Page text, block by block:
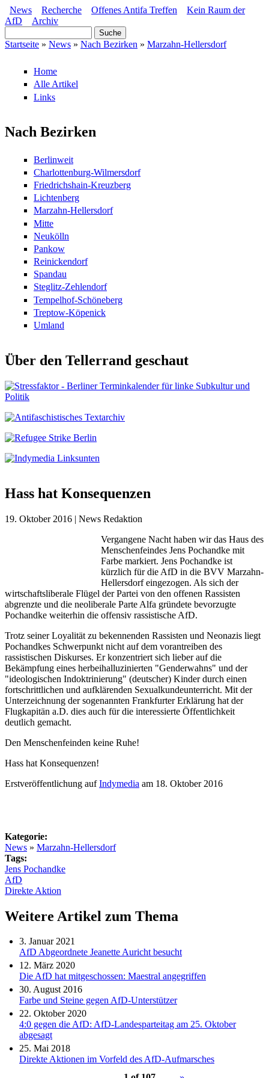
Direkt zum Inhalt
Hauptmenü
News Recherche Offenes Antifa Treffen
Kein Raum der
AfD
Archiv
Suchformular
Startseite » News » Nach Bezirken » Marzahn-Hellersdorf
Home
Alle Artikel
Links
Nach Bezirken
Berlinweit
Charlottenburg-Wilmersdorf
Friedrichshain-Kreuzberg
Lichtenberg
Marzahn-Hellersdorf
Mitte
Neukölln
Pankow
Reinickendorf
Spandau
Steglitz-Zehlendorf
Tempelhof-Schöneberg
Treptow-Köpenick
Umland
Über den Tellerrand geschaut
Hass hat Konsequenzen
19. Oktober 2016 | News Redaktion
Vergangene Nacht haben wir das Haus des
Menschenfeindes Jens Pochandke mit
Farbe markiert. Jens Pochandke ist
kürzlich für die AfD in die BVV Marzahn-
Hellersdorf eingezogen. Als sich der
wirtschaftsliberale Flügel der Partei von den offenen Rassisten
abgrenzte und die neoliberale Parte Alfa gründete bevorzugte
Pochandke weiterhin die offensiv rassistische AfD.
Trotz seiner Loyalität zu bekennenden Rassisten und Neonazis liegt
Pochandkes Schwerpunkt nicht auf dem vorantreiben des
rassistischen Diskurses. Er konzentriert sich lieber auf die
Bekämpfung eines herbeihalluzinierten "Genderwahns" und der
"ideologischen Indoktrinierung" (deutscher) Kinder durch einen
fortschrittlichen und aufklärenden Sexualkundeunterricht. Mit der
Unterzeichnung der sogenannten Frankfurter Erklärung hat der
Flugkapitän a.D. dies auch für die interessierte Öffentlichkeit
deutlich gemacht.
Den Menschenfeinden keine Ruhe!
Hass hat Konsequenzen!
Erstveröffentlichung aufIndymedia am 18. Oktober 2016
Kategorie:
News » Marzahn-Hellersdorf
Tags:
Jens Pochandke
AfD
Direkte Aktion
Weitere Artikel zum Thema
3. Januar 2021
AfD Abgeordnete Jeanette Auricht besucht
12. März 2020
Die AfD hat mitgeschossen: Maestral angegriffen
30. August 2016
Farbe und Steine gegen AfD-Unterstützer
22. Oktober 2020
4:0 gegen die AfD: AfD-Landesparteitag am 25. Oktober
abgesagt
25. Mai 2018
Direkte Aktionen im Vorfeld des AfD-Aufmarsches